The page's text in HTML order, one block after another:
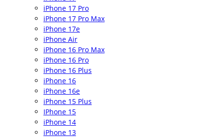
iPhone 17 Pro
iPhone 17 Pro Max
iPhone 17e
iPhone Air
iPhone 16 Pro Max
iPhone 16 Pro
iPhone 16 Plus
iPhone 16
iPhone 16e
iPhone 15 Plus
IPhone 15
iPhone 14
iPhone 13